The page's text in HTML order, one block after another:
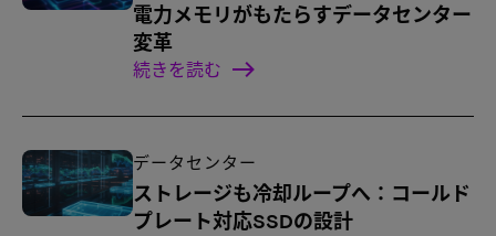
電力メモリがもたらすデータセンター
変革
続きを読む
データセンター
ストレージも冷却ループへ：コールド
プレート対応SSDの設計